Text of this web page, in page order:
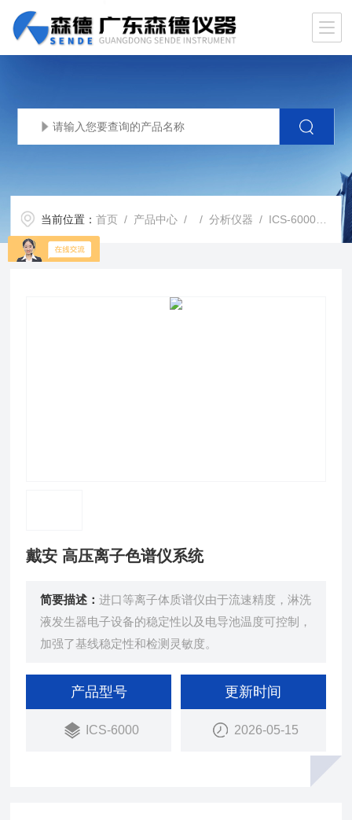
当前位置：首页 / 产品中心 / /分析仪器 / ICS-6000戴安 高压离子色谱仪系统
戴安 高压离子色谱仪系统
简要描述：进口等离子体质谱仪由于流速精度，淋洗
液发生器电子设备的稳定性以及电导池温度可控制，
加强了基线稳定性和检测灵敏度。
产品型号
ICS-6000
更新时间
2026-05-15